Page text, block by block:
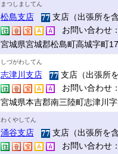
まつしましてん
松島支店
支店（出張所を
お問い合わせ
宮城県宮城郡松島町高城字町
しづがわしてん
志津川支店
支店（出張所
お問い合わせ
宮城県本吉郡南三陸町志津川
わくやしてん
涌谷支店
支店（出張所を
お問い合わせ